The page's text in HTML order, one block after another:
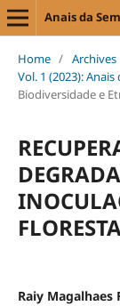
Anais da
Home / Archives
Vol. 1 (2023):
Biodiversidade e
Raiy Magalhaes